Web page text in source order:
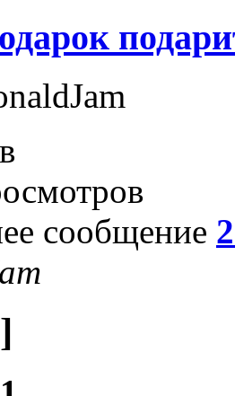
сообщение